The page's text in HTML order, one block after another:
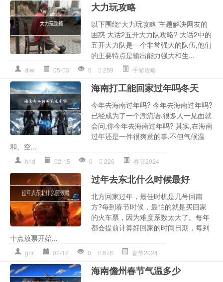
大力玩攻略
以下围绕“大力玩攻略”主题解决网友的
困惑 大话2五开大力队攻略? 大话2中的
五开大力队是一个非常强大的队伍,他们
的主要特点是输出能力强大和生...
dlw 05-03 0 259 手游攻略
海南打工能回家过年吗冬天
今年去海南过年吗? 今年去海南过年吗?
已经成为了一个潮流语,很多人一见面就
会问,你今年去海南过年吗? 其实,在海南
过年还是一件很爽意的事,不但气候温
和、空...
hnd 02-15 0 226 春节2024
过年去东北什么时候最好
北方回家过年，最佳时机是几号回南
方?每到春节时候，最怕的就是买回家
的火车票，因为难度系数太大了。每年
都会提前计算好回家的时间日期，每到
十点放票开始...
gnr 02-12 0 876 春节2024
海南儋州春节气温多少